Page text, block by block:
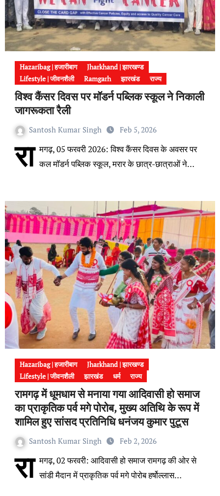
Hazaribag | हजारीबाग
Jharkhand | झारखण्ड
Lifestyle | जीवनशैली
Ramgarh झारखंड राज्य
विश्व कैंसर दिवस पर मॉडर्न पब्लिक स्कूल ने निकाली
जागरूकता रैली
Santosh Kumar Singh Feb 5, 2026
रा मगढ़, 05 फरवरी 2026: विश्व कैंसर दिवस के अवसर पर
कल मॉडर्न पब्लिक स्कूल, मरार के छात्र-छात्राओं ने…
Hazaribag | हजारीबाग
Jharkhand | झारखण्ड
Lifestyle | जीवनशैली
झारखंड धर्म राज्य
रामगढ़ में धूमधाम से मनाया गया आदिवासी हो समाज
का प्राकृतिक पर्व मगे पोरोब, मुख्य अतिथि के रूप में
शामिल हुए सांसद प्रतिनिधि धनंजय कुमार पुटूस
Santosh Kumar Singh Feb 2, 2026
रा मगढ़, 02 फरवरी: आदिवासी हो समाज रामगढ़ की ओर से
सांडी मैदान में प्राकृतिक पर्व मगे पोरोब हर्षोल्लास…